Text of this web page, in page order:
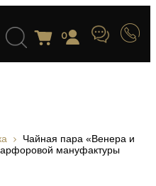
0
Чайная пара «Венера и
мануфактуры